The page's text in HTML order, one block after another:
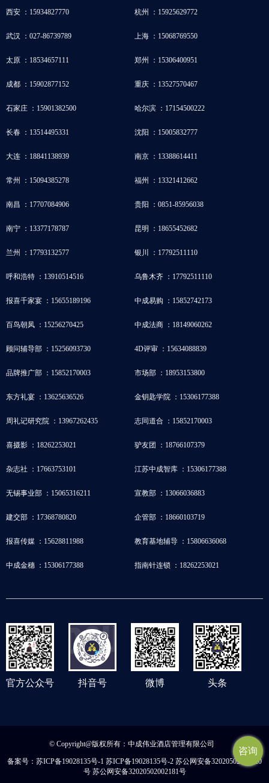
咨询
西安 ：15934827770 杭州 ：15925629772
武汉 ：027-86739789 上海 ：15068769550
太原 ：18534657111 郑州 ：15306400951
成都 ：15902877152 重庆 ：13527570467
石家庄 ：15901382500 哈尔滨 ：17154500222
长春 ：13514495331 沈阳 ：15005832777
大连 ：18841138939 南京 ：13388614411
常州 ：15094385278 福州 ：13321412662
南昌 ：17707084906 贵阳 ：0851-85956038
南宁 ：13377178787 昆明 ：18655452682
兰州 ：17793132577 银川 ：17792511110
呼和浩特 ：13910514516 乌鲁木齐 ：17792511110
报喜千家宴 ：15655189196 中成易购 ：15852742173
百鸟朝凤 ：15256270425 中成法商 ：18149060262
顾问辅导部 ：15256093730 4D评审 ：15634088839
品牌推广部 ：15852170003 市场部 ：18953153800
东方礼宴 ：13625636526 金钥匙学院 ：15306177388
周礼记研究院 ：13967262435 志同道合 ：15852170003
喜摄影 ：18262253021 驴友团 ：18766107379
杂志社 ：17663753101 江苏中成智库 ：15306177388
无锡事业部 ：15065316211 宣教部 ：13066036883
建交部 ：17368780820 企管部 ：18660103719
报喜传媒 ：15628811988 教育基地辅导 ：15806636068
中成金穗 ：15306177388 指南针连锁 ：18262253021
官方公众号 抖音号 微博 头条
© Copyright@版权所有：中成伟业酒店管理有限公司
备案号： 苏ICP备19028135号-1 苏ICP备19028135号-2 苏公网安备32020502001020
号 苏公网安备32020502002181号